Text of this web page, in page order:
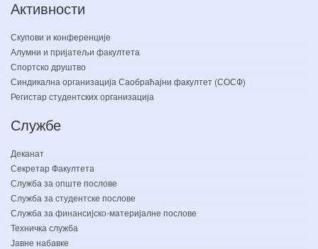
Активности
Скупови и конференције
Алумни и пријатељи факултета
Спортско друштво
Синдикална организација Саобраћајни факултет (СОСФ)
Регистар студентских организација
Службе
Деканат
Секретар Факултета
Служба за опште послове
Служба за студентске послове
Служба за финансијско-материјалне послове
Техничка служба
Јавне набавке